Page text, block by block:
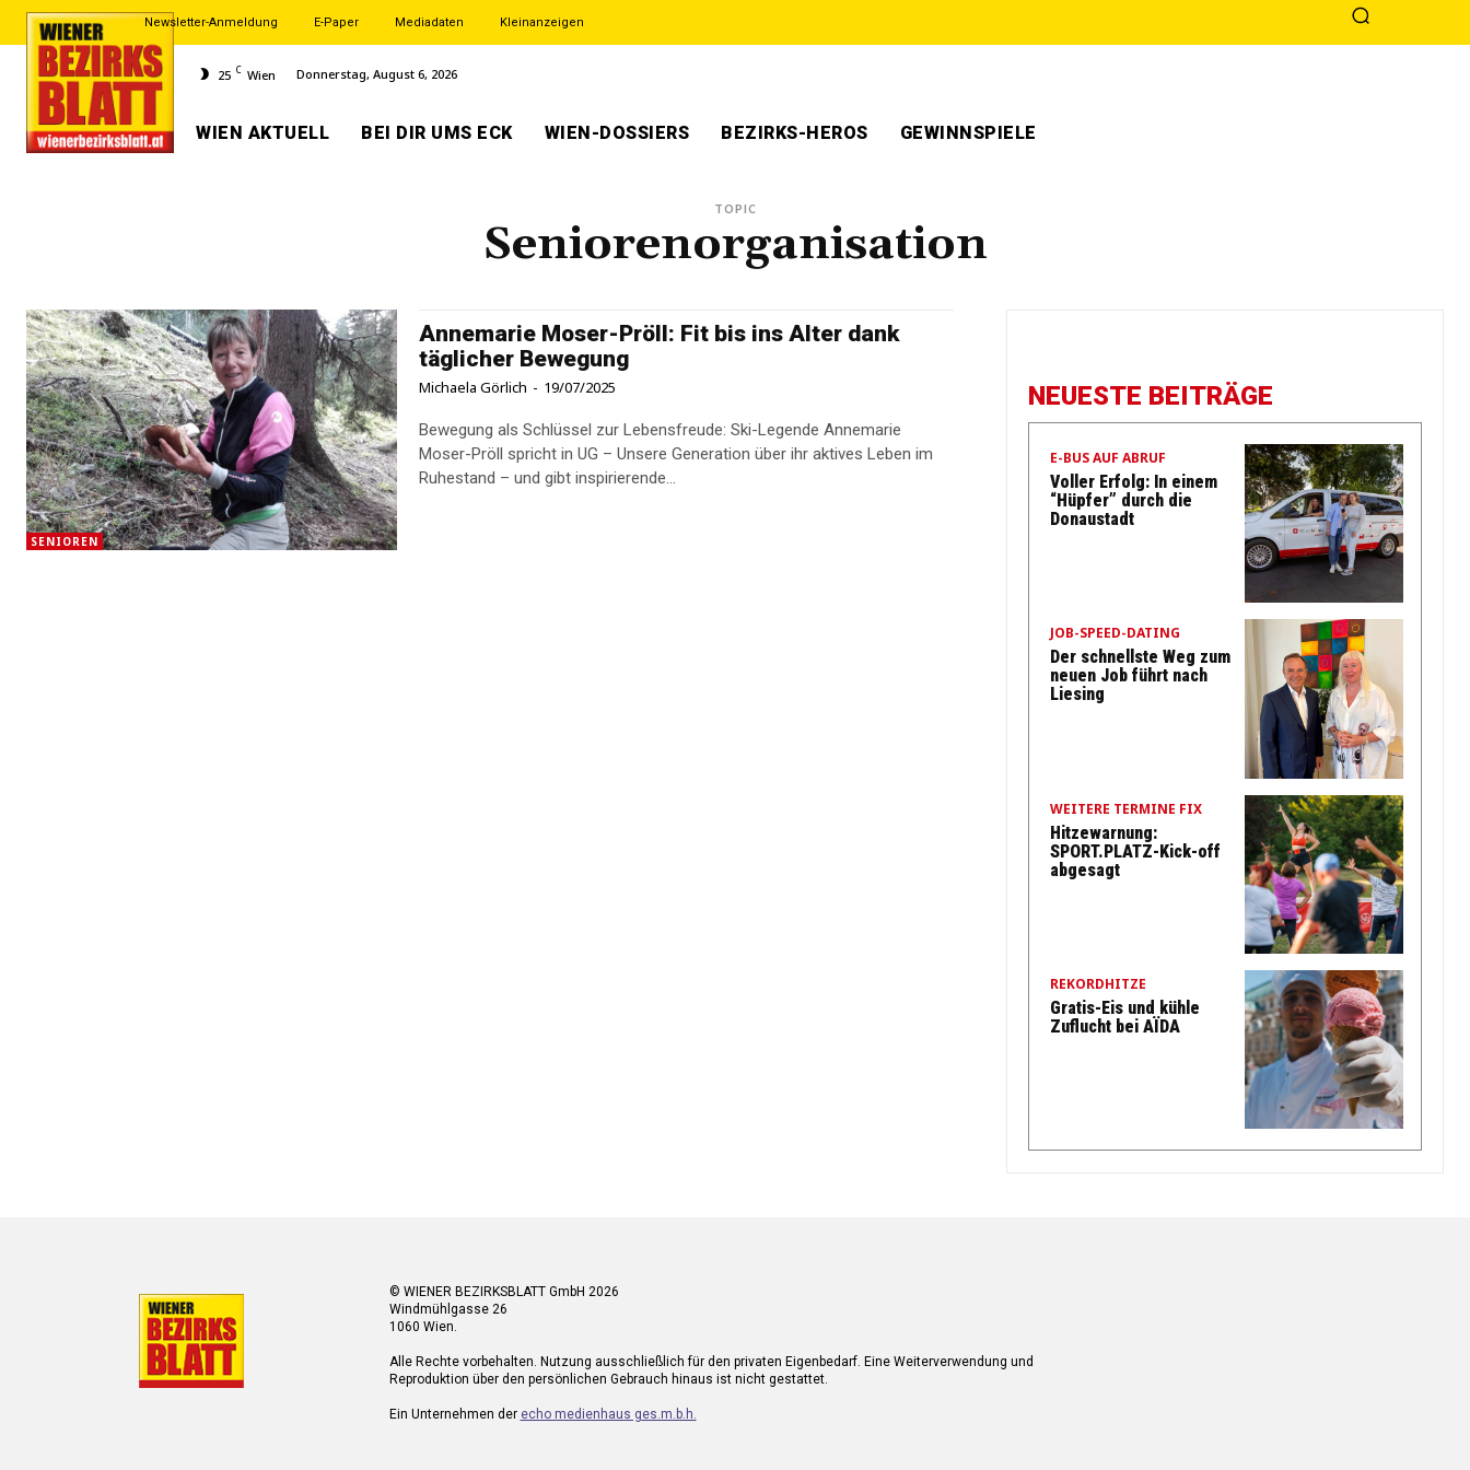
Newsletter-Anmeldung E-Paper Mediadaten Kleinanzeigen
25 C Wien Donnerstag, August 6, 2026
WIEN AKTUELL BEI DIR UMS ECK WIEN-DOSSIERS BEZIRKS-HEROS GEWINNSPIELE
TOPIC
Seniorenorganisation
SENIOREN
Annemarie Moser-Pröll: Fit bis ins Alter dank
täglicher Bewegung
Michaela Görlich - 19/07/2025
Bewegung als Schlüssel zur Lebensfreude: Ski-Legende Annemarie
Moser-Pröll spricht in UG – Unsere Generation über ihr aktives Leben im
Ruhestand – und gibt inspirierende...
NEUESTE BEITRÄGE
E-BUS AUF ABRUF
Voller Erfolg: In einem
“Hüpfer” durch die
Donaustadt
JOB-SPEED-DATING
Der schnellste Weg zum
neuen Job führt nach
Liesing
WEITERE TERMINE FIX
Hitzewarnung:
SPORT.PLATZ-Kick-off
abgesagt
REKORDHITZE
Gratis-Eis und kühle
Zuflucht bei AÏDA
© WIENER BEZIRKSBLATT GmbH 2026
Windmühlgasse 26
1060 Wien.
Alle Rechte vorbehalten. Nutzung ausschließlich für den privaten Eigenbedarf. Eine Weiterverwendung und
Reproduktion über den persönlichen Gebrauch hinaus ist nicht gestattet.
Ein Unternehmen der echo medienhaus ges.m.b.h.